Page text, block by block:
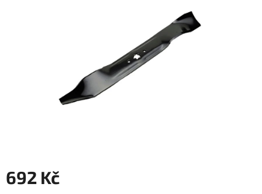
692 Kč